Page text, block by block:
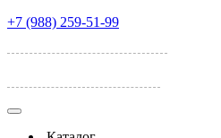
+7 (988) 259-51-99